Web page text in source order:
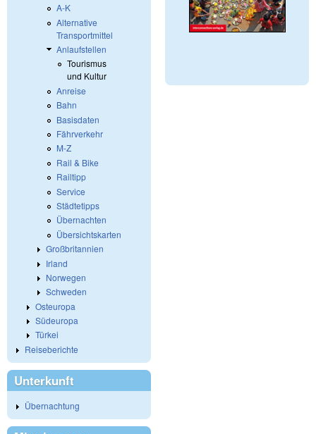
A-K
Alternative
Transportmittel
Anlaufstellen
Tourismus
und Kultur
Anreise
Bahn
Basisdaten
Fährverkehr
M-Z
Rail & Bike
Railtipp
Service
Städtetipps
Übernachten
Übersichtskarten
Großbritannien
Irland
Norwegen
Schweden
Osteuropa
Südeuropa
Türkei
Reiseberichte
Unterkunft
Übernachtung